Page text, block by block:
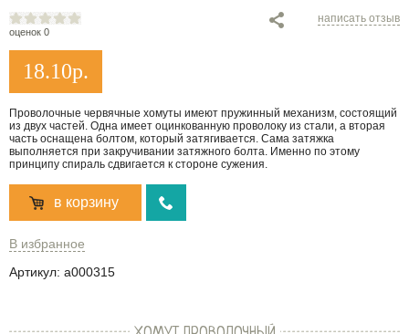
оценок 0
написать отзыв
18.10р.
Проволочные червячные хомуты имеют пружинный механизм, состоящий
из двух частей. Одна имеет оцинкованную проволоку из стали, а вторая
часть оснащена болтом, который затягивается. Сама затяжка
выполняется при закручивании затяжного болта. Именно по этому
принципу спираль сдвигается к стороне сужения.
в корзину
В избранное
Артикул: a000315